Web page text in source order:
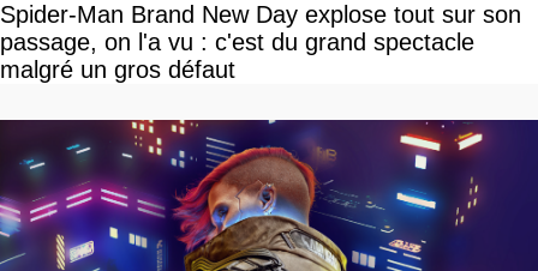
Spider-Man Brand New Day explose tout sur son
passage, on l'a vu : c'est du grand spectacle
malgré un gros défaut